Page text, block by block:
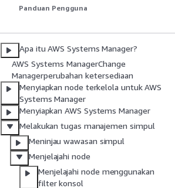
Panduan Pengguna
Apa itu AWS Systems Manager?
AWS Systems ManagerChange
Managerperubahan ketersediaan
Menyiapkan node terkelola untuk AWS
Systems Manager
Menyiapkan AWS Systems Manager
Melakukan tugas manajemen simpul
Meninjau wawasan simpul
Menjelajahi node
Menjelajahi node menggunakan
filter konsol